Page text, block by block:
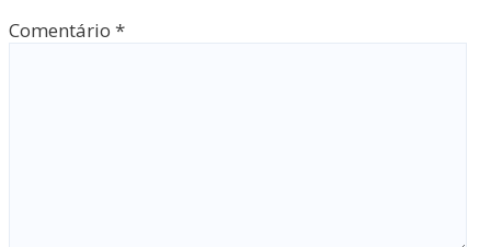
Comentário *